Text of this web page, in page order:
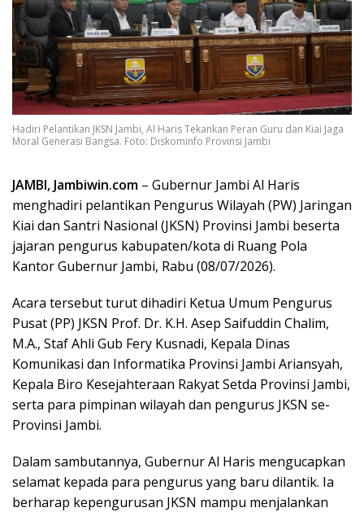
Hadiri Pelantikan JKSN Jambi, Al Haris Tekankan Peran Guru dan Kiai Jaga
Moral Generasi Bangsa. Foto: Diskominfo Provinsi Jambi
JAMBI, Jambiwin.com – Gubernur Jambi Al Haris
menghadiri pelantikan Pengurus Wilayah (PW) Jaringan
Kiai dan Santri Nasional (JKSN) Provinsi Jambi beserta
jajaran pengurus kabupaten/kota di Ruang Pola
Kantor Gubernur Jambi, Rabu (08/07/2026).
Acara tersebut turut dihadiri Ketua Umum Pengurus
Pusat (PP) JKSN Prof. Dr. K.H. Asep Saifuddin Chalim,
M.A., Staf Ahli Gub Fery Kusnadi, Kepala Dinas
Komunikasi dan Informatika Provinsi Jambi Ariansyah,
Kepala Biro Kesejahteraan Rakyat Setda Provinsi Jambi,
serta para pimpinan wilayah dan pengurus JKSN se-
Provinsi Jambi.
Dalam sambutannya, Gubernur Al Haris mengucapkan
selamat kepada para pengurus yang baru dilantik. Ia
berharap kepengurusan JKSN mampu menjalankan